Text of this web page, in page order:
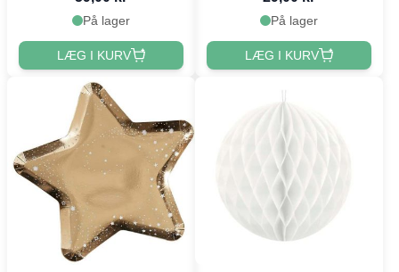
På lager
LÆG I KURV
På lager
LÆG I KURV